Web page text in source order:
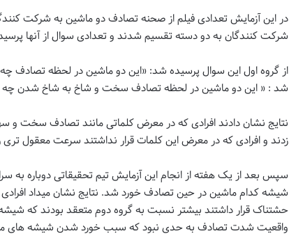
در این آزمایش تعدادی فیلم از صحنه تصادف دو ماشین به شرکت
شرکت کنندگان به دو دسته تقسیم شدند و تعدادی سوال از آنها
از گروه اول این سوال پرسیده شد: «این دو ماشین در لحظه تصادف
شد : « این دو ماشین در لحظه تصادف سخت و شاخ به شاخ شدن چه
نتایج نشان دادند افرادی که در معرض کلماتی مانند تصادف سخت و
زدند و افرادی که در معرض این کلمات قرار نداشتند سرعت معقول
سپس بعد از یک هفته از انجام این آزمایش تیم تحقیقاتی دوباره به
شیشه کدام ماشین در حین تصادف خورد شد. نتایج نشان میداد
حشتناک قرار داشتند بیشتر نسبت به گروه دوم متعقد بودند که
واقعیت شدت تصادف به حدی نبود که سبب خورد شدن شیشه های